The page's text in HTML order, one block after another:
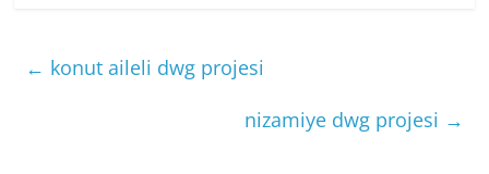
← konut aileli dwg projesi
nizamiye dwg projesi →